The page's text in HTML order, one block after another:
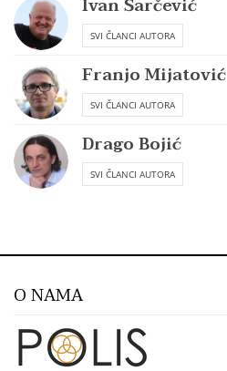
Ivan Šarčević
SVI ČLANCI AUTORA
Franjo Mijatović
SVI ČLANCI AUTORA
Drago Bojić
SVI ČLANCI AUTORA
O NAMA